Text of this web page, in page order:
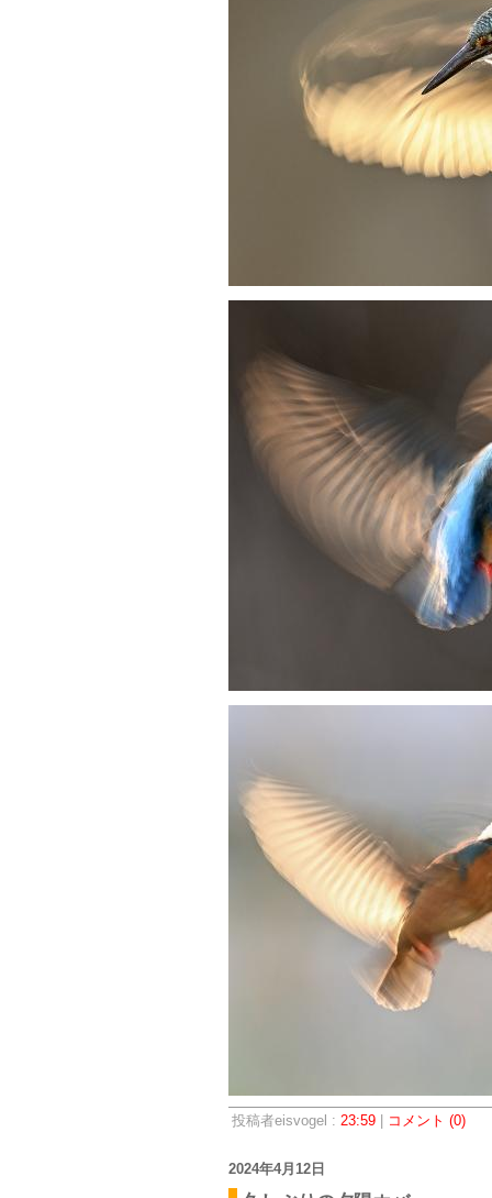
投稿者eisvogel : 23:59| コメント (0)
2024年4月12日